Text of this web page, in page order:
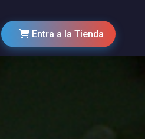
Entra a la Tienda